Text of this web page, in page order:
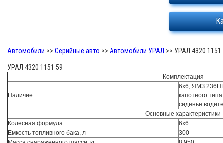
Автомобили >> Серийные авто >> Автомобили УРАЛ >> УРАЛ 4320 1151
УРАЛ 4320 1151 59
Комплектация
Наличие
6х6, ЯМЗ
капотного
сиденье
Основные характеристики
Колесная формула
6x6
Емкость топливного бака, л
300